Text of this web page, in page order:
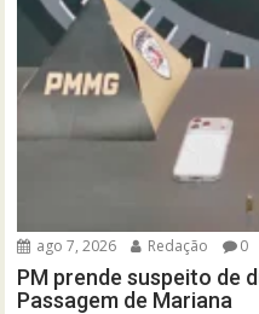
ago 7, 2026 Redação 0
PM prende suspeito de
Passagem de Mariana